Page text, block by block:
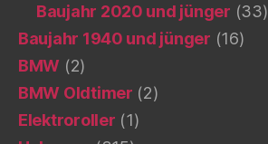
Baujahr 2020 und jünger (33)
Baujahr 1940 und jünger (16)
BMW (2)
BMW Oldtimer (2)
Elektroroller (1)